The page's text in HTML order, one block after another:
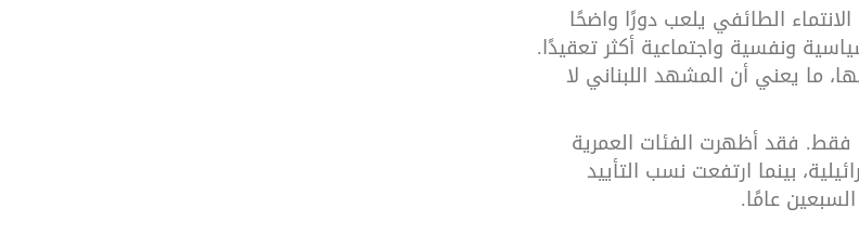
الطائفي يلعب دورًا واضحًا
ونفسية واجتماعية أكثر تعقيدًا.
ما يعني أن المشهد اللبناني لا
فقط. فقد أظهرت الفئات العمرية
بينما ارتفعت نسب التأييد
عامًا.